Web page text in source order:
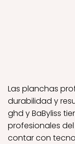
Las planchas
durabilidad y
ghd y BaByliss
profesionales
contar con